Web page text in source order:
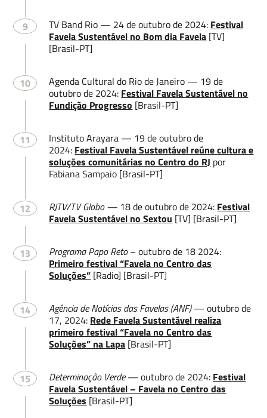
9 TV Band Rio — 24 de outubro de 2024: Festival
Favela Sustentável no Bom dia Favela [TV]
[Brasil-PT]
10
Agenda Cultural do Rio de Janeiro — 19 de
outubro de 2024: Festival Favela Sustentável no
Fundição Progresso [Brasil-PT]
11
Instituto Arayara — 19 de outubro de
2024: Festival Favela Sustentável reúne cultura e
soluções comunitárias no Centro do RJ por
Fabiana Sampaio [Brasil-PT]
12 RJTV/TV Globo — 18 de outubro de 2024: Festival
Favela Sustentável no Sextou [TV] [Brasil-PT]
13 Programa Papo Reto– outubro de 18 2024:
Primeiro festival “Favela no Centro das
Soluções” [Radio] [Brasil-PT]
14 Agência de Notícias das Favelas (ANF)— outubro de
17, 2024: Rede Favela Sustentável realiza
primeiro festival “Favela no Centro das
Soluções” na Lapa [Brasil-PT]
15 Determinação Verde— outubro de 2024: Festival
Favela Sustentável – Favela no Centro das
Soluções [Brasil-PT]
Enviar